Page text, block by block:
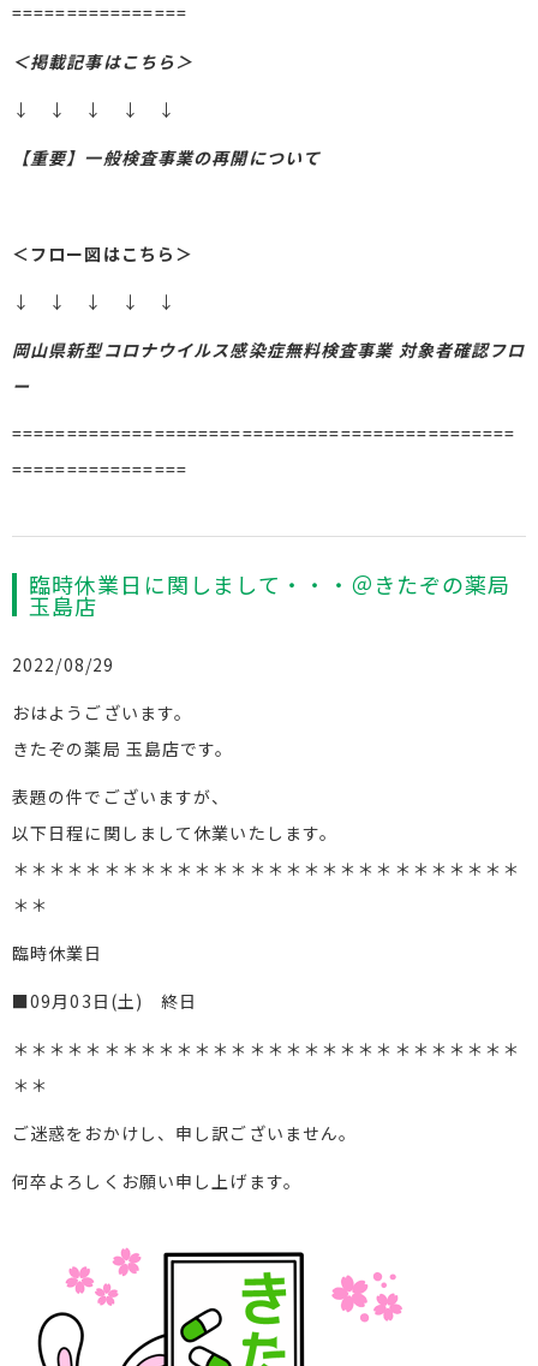
================
＜掲載記事はこちら＞
↓ ↓ ↓ ↓ ↓
【重要】一般検査事業の再開について
＜フロー図はこちら＞
↓ ↓ ↓ ↓ ↓
岡山県新型コロナウイルス感染症無料検査事業 対象者確認フロ
ー
==============================================
================
臨時休業日に関しまして・・・＠きたぞの薬局
玉島店
2022/08/29
おはようございます。
きたぞの薬局 玉島店です。
表題の件でございますが、
以下日程に関しまして休業いたします。
＊＊＊＊＊＊＊＊＊＊＊＊＊＊＊＊＊＊＊＊＊＊＊＊＊＊＊＊
＊＊
臨時休業日
■09月03日(土) 終日
＊＊＊＊＊＊＊＊＊＊＊＊＊＊＊＊＊＊＊＊＊＊＊＊＊＊＊＊
＊＊
ご迷惑をおかけし、申し訳ございません。
何卒よろしくお願い申し上げます。